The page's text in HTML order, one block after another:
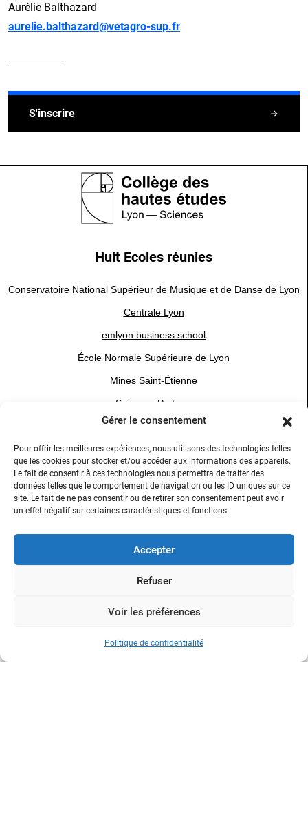
Gérer le consentement
Pour offrir les meilleures expériences, nous utilisons des technologies telles
que les cookies pour stocker et/ou accéder aux informations des appareils.
Le fait de consentir à ces technologies nous permettra de traiter des
données telles que le comportement de navigation ou les ID uniques sur ce
site. Le fait de ne pas consentir ou de retirer son consentement peut avoir
un effet négatif sur certaines caractéristiques et fonctions.
Accepter
Refuser
Voir les préférences
Politique de confidentialité
Aurélie Balthazard
aurelie.balthazard@vetagro-sup.fr
S'inscrire
Huit Ecoles réunies
Conservatoire National Supérieur de Musique et de Danse de Lyon
Centrale Lyon
emlyon business school
École Normale Supérieure de Lyon
Mines Saint-Étienne
Sciences Po Lyon
Université Jean Moulin Lyon 3
VetAgro Sup
Réseaux Sociaux
YouTube
LinkedIn
Instagram